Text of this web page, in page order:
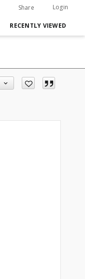
Share Login
RECENTLY VIEWED